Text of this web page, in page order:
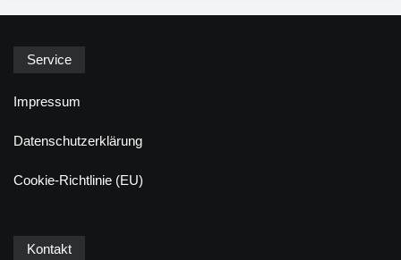
Service
Impressum
Datenschutzerklärung
Cookie-Richtlinie (EU)
Kontakt